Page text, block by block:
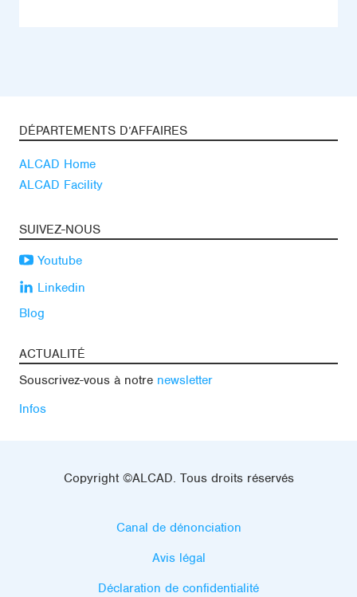
DÉPARTEMENTS D’AFFAIRES
ALCAD Home
ALCAD Facility
SUIVEZ-NOUS
Youtube
Linkedin
Blog
ACTUALITÉ
Souscrivez-vous à notre newsletter
Infos
Copyright ©ALCAD. Tous droits réservés
Canal de dénonciation
Avis légal
Déclaration de confidentialité